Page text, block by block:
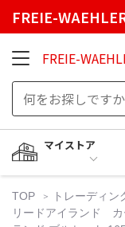
FREIE-
FREIE-
マイストア
TOP トレーディン
リードアイランド カ